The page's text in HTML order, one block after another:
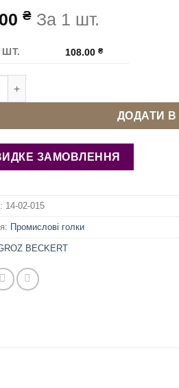
₴ За 1 шт.
ШТ. 108.00₴
ОВЕРЛОКА GROZ BECKERT B27/
ДОДАТИ
ЗАМОВЛЕННЯ
14-02-015
Промислові голки
BECKERT